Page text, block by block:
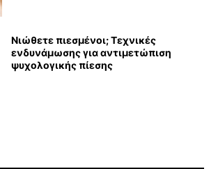
Νιώθετε πιεσμένοι; Τεχνικές
ενδυνάμωσης για αντιμετώπιση
ψυχολογικής πίεσης